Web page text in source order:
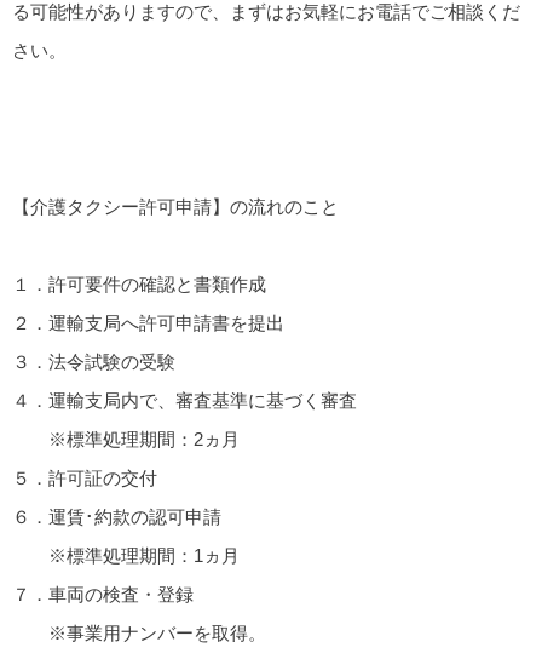
る可能性がありますので、まずはお気軽にお電話でご相談くだ
さい。
【介護タクシー許可申請】の流れのこと
１．許可要件の確認と書類作成
２．運輸支局へ許可申請書を提出
３．法令試験の受験
４．運輸支局内で、審査基準に基づく審査
※標準処理期間：2ヵ月
５．許可証の交付
６．運賃･約款の認可申請
※標準処理期間：1ヵ月
７．車両の検査・登録
※事業用ナンバーを取得。